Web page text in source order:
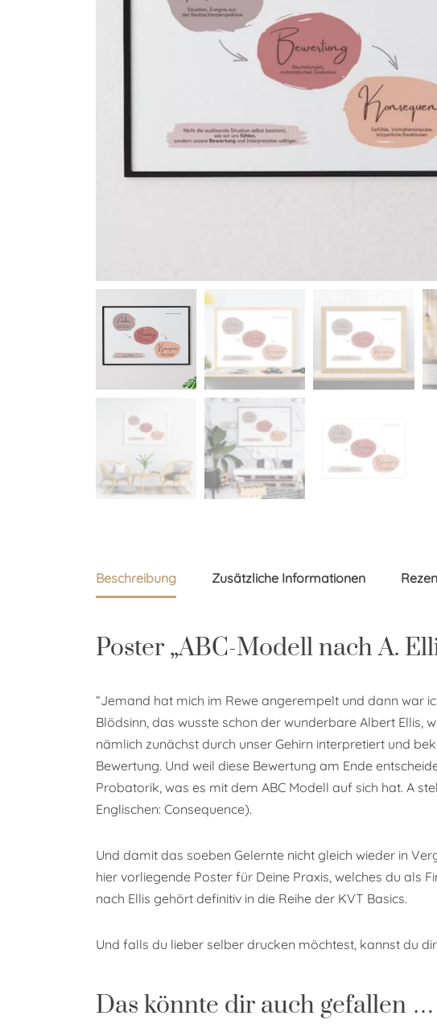
Beschreibung Zusätzliche Informationen
Poster „ABC-Modell nach A.
“Jemand hat mich im Rewe angerempelt und dann war
Blödsinn, das wusste schon der wunderbare Albert Ellis,
nämlich zunächst durch unser Gehirn interpretiert und
Bewertung. Und weil diese Bewertung am Ende
Probatorik, was es mit dem ABC Modell auf sich hat. A
Englischen: Consequence).
Und damit das soeben Gelernte nicht gleich wieder in
hier vorliegende Poster für Deine Praxis, welches du als
nach Ellis gehört definitiv in die Reihe der KVT Basics.
Und falls du lieber selber drucken möchtest, kannst du
Das könnte dir auch gefallen …